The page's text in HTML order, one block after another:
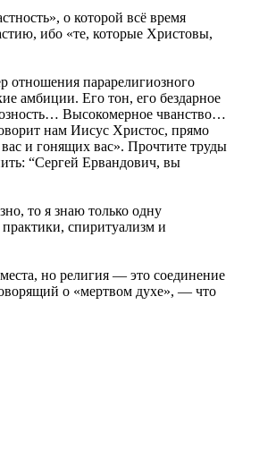
о которой всё время
ибо «те, которые Христовы,
отношения парарелигиозного
амбиции. Его тон, его бездарное
Высокомерное чванство…
нам Иисус Христос, прямо
и гонящих вас». Прочтите труды
“Сергей Ервандович, вы
то я знаю только одну
спиритуализм и
но религия — это соединение
о «мертвом духе», — что